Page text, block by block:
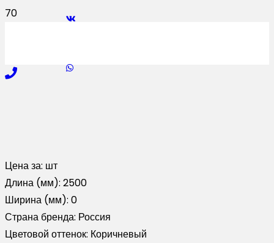
Цена за: шт
Длина (мм): 2500
Ширина (мм): 0
Страна бренда: Россия
Цветовой оттенок: Коричневый